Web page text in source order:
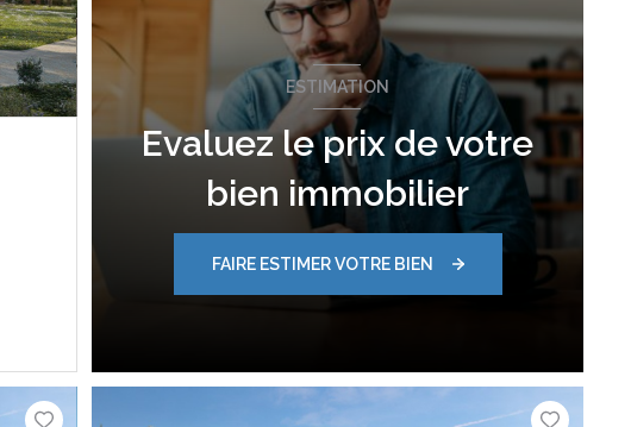
ESTIMATION
Evaluez le prix de votre
bien immobilier
FAIRE ESTIMER VOTRE BIEN